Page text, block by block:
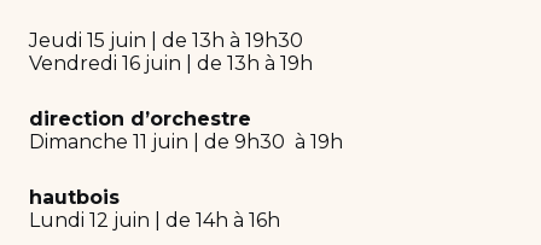
Jeudi 15 juin | de 13h à 19h30
Vendredi 16 juin | de 13h à 19h
direction d’orchestre
Dimanche 11 juin | de 9h30 à 19h
hautbois
Lundi 12 juin | de 14h à 16h